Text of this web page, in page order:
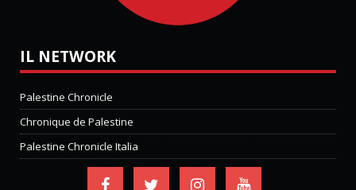
IL NETWORK
Palestine Chronicle
Chronique de Palestine
Palestine Chronicle Italia